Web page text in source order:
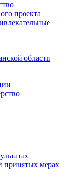
проекта
области
принятых мерах